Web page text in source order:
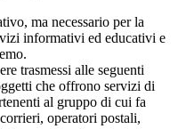
ma necessario per la
informativi ed educativi e
trasmessi alle seguenti
che offrono servizi di
al gruppo di cui fa
operatori postali,